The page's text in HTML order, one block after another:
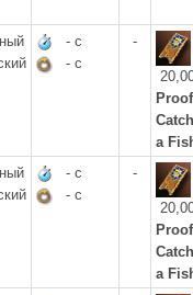
- с
- с
-
a
- с
- с
-
a